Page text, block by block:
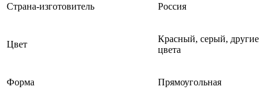
Страна-изготовитель Россия
Цвет
Красный, серый, другие
цвета
Форма Прямоугольная